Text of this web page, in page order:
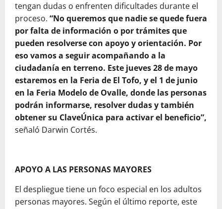
tengan dudas o enfrenten dificultades durante el
proceso. “No queremos que nadie se quede fuera
por falta de información o por trámites que
pueden resolverse con apoyo y orientación. Por
eso vamos a seguir acompañando a la
ciudadanía en terreno. Este jueves 28 de mayo
estaremos en la Feria de El Tofo, y el 1 de junio
en la Feria Modelo de Ovalle, donde las personas
podrán informarse, resolver dudas y también
obtener su ClaveÚnica para activar el beneficio”,
señaló Darwin Cortés.
APOYO A LAS PERSONAS MAYORES
El despliegue tiene un foco especial en los adultos
personas mayores. Según el último reporte, este